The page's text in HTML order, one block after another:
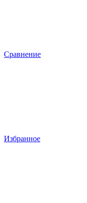
Сравнение
Избранное